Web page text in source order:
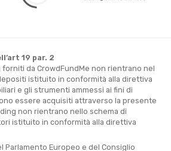
19 par. 2
da CrowdFundMe non rientrano nel
istituito in conformità alla direttiva
e gli strumenti ammessi ai fini di
essere acquisiti attraverso la presente
non rientrano nello schema di
istituito in conformità alla direttiva
Parlamento Europeo e del Consiglio